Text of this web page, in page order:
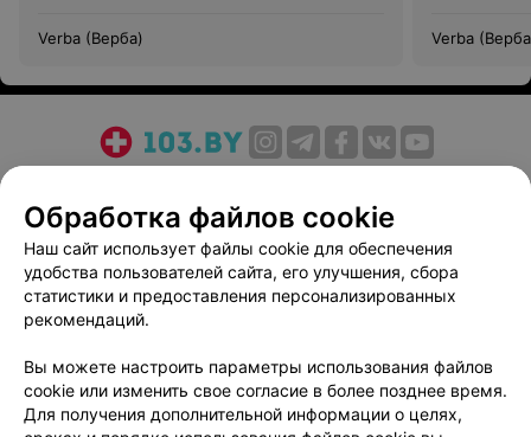
Verba (Верба) Verba
Медицинский маркетинг
Публичный договор
Пользовательское соглашение
Способы оплаты
Вакансии
Партнеры
Написать руководителю 103.by
Персональные настройки cookie
Обработка персональных данных
Обработка файлов cookie
Наш сайт использует файлы cookie для обеспечения
удобства пользователей сайта, его улучшения, сбора
статистики и предоставления персонализированных
рекомендаций.
Вы можете настроить параметры использования файлов
cookie или изменить свое согласие в более позднее время.
Для получения дополнительной информации о целях,